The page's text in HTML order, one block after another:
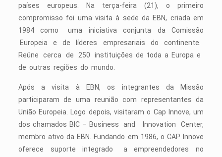
países europeus. Na terça-feira (21), o primeiro
compromisso foi uma visita à sede da EBN, criada em
1984 como uma iniciativa conjunta da Comissão
Europeia e de líderes empresariais do continente.
Reúne cerca de 250 instituições de toda a Europa e
de outras regiões do mundo.
Após a visita à EBN, os integrantes da Missão
participaram de uma reunião com representantes da
União Europeia. Logo depois, visitaram o Cap Innove, um
dos chamados BIC – Business and Innovation Center,
membro ativo da EBN. Fundando em 1986, o CAP Innove
oferece suporte integrado a empreendedores no